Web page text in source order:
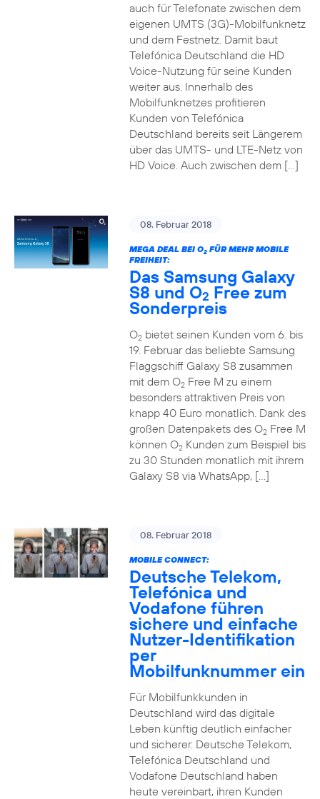
auch für Telefonate zwischen dem
eigenen UMTS (3G)-Mobilfunknetz
und dem Festnetz. Damit baut
Telefónica Deutschland die HD
Voice-Nutzung für seine Kunden
weiter aus. Innerhalb des
Mobilfunknetzes profitieren
Kunden von Telefónica
Deutschland bereits seit Längerem
über das UMTS- und LTE-Netz von
HD Voice. Auch zwischen dem […]
08. Februar 2018
MEGA DEAL BEI O2FÜR MEHR MOBILE
FREIHEIT:
Das Samsung Galaxy
S8 und O2 Free zum
Sonderpreis
O2bietet seinen Kunden vom 6. bis
19. Februar das beliebte Samsung
Flaggschiff Galaxy S8 zusammen
mit dem O2Free M zu einem
besonders attraktiven Preis von
knapp 40 Euro monatlich. Dank des
großen Datenpakets des O2Free M
können O2Kunden zum Beispiel bis
zu 30 Stunden monatlich mit ihrem
Galaxy S8 via WhatsApp, […]
08. Februar 2018
MOBILE CONNECT:
Deutsche Telekom,
Telefónica und
Vodafone führen
sichere und einfache
Nutzer-Identifikation
per
Mobilfunknummer ein
Für Mobilfunkkunden in
Deutschland wird das digitale
Leben künftig deutlich einfacher
und sicherer. Deutsche Telekom,
Telefónica Deutschland und
Vodafone Deutschland haben
heute vereinbart, ihren Kunden